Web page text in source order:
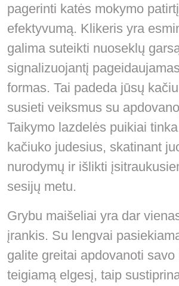
pagerinti katės mokymo
efektyvumą. Klikeris yra
galima suteikti nuoseklų
signalizuojantį
formas. Tai padeda jūsų
susieti veiksmus su
Taikymo lazdelės puikiai
kačiuko judesius, skatinant
nurodymų ir išlikti
sesijų metu.
Grybu maišeliai yra dar
įrankis. Su lengvai
galite greitai apdovanoti savo
teigiamą elgesį, taip